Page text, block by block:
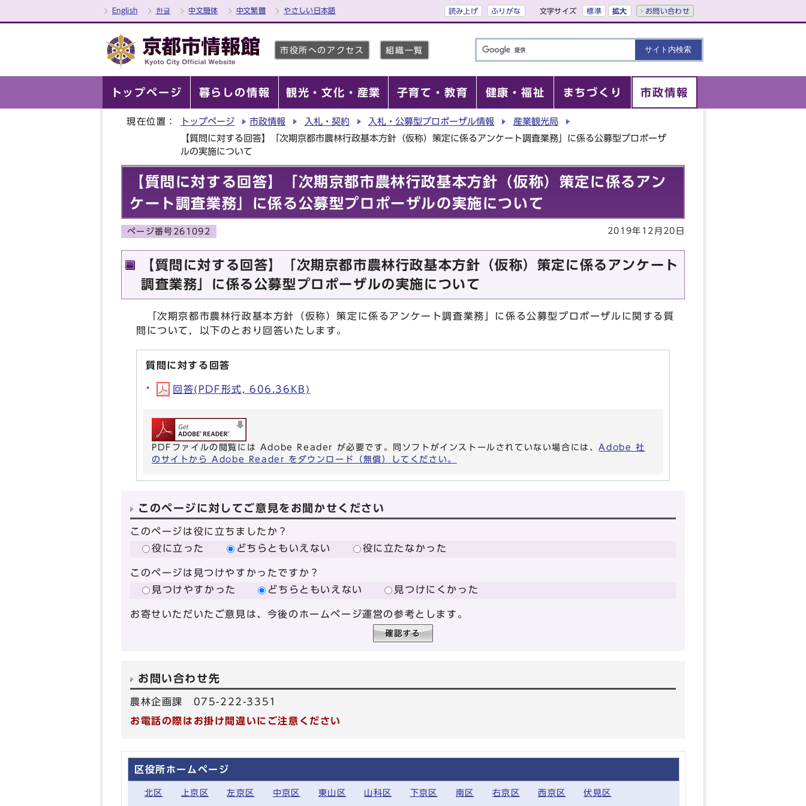
English 한글 中文簡体 中文繁體 やさしい日本語 読み上げ ふりがな 文字サイズ 標準 拡大 お問い合わせ
市役所へのアクセス 組織一覧
トップページ 暮らしの情報 観光・文化・産業 子育て・教育 健康・福祉 まちづくり 市政情報
現在位置： トップページ 市政情報 入札・契約 入札・公募型プロポーザル情報
産業観光局
【質問に対する回答】「次期京都市農林行政基本方針（仮称）策定に係るアンケート調査業務」に係る公募型プロポーザ
ルの実施について
【質問に対する回答】「次期京都市農林行政基本方針（仮称）策定に係るアン
ケート調査業務」に係る公募型プロポーザルの実施について
ページ番号261092 2019年12月20日
【質問に対する回答】「次期京都市農林行政基本方針（仮称）策定に係るアンケート
調査業務」に係る公募型プロポーザルの実施について
「次期京都市農林行政基本方針（仮称）策定に係るアンケート調査業務」に係る公募型プロポーザルに関する質
問について，以下のとおり回答いたします。
質問に対する回答
回答(PDF形式, 606.36KB)
PDFファイルの閲覧には Adobe Reader が必要です。同ソフトがインストールされていない場合には、Adobe 社
のサイトから Adobe Reader をダウンロード（無償）してください。
このページに対してご意見をお聞かせください
このページは役に立ちましたか？
役に立った
どちらともいえない 役に立たなかった
このページは見つけやすかったですか？
見つけやすかった
どちらともいえない 見つけにくかった
お寄せいただいたご意見は、今後のホームページ運営の参考とします。
お問い合わせ先
農林企画課 075-222-3351
お電話の際はお掛け間違いにご注意ください
区役所ホームページ
北区 上京区 左京区 中京区 東山区 山科区 下京区 南区 右京区 西京区 伏見区